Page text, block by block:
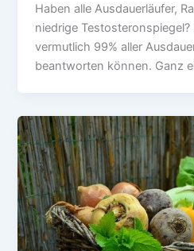
Haben alle Ausdauerläufer,
niedrige Testosteronspiegel?
vermutlich 99% aller
beantworten können. Ganz